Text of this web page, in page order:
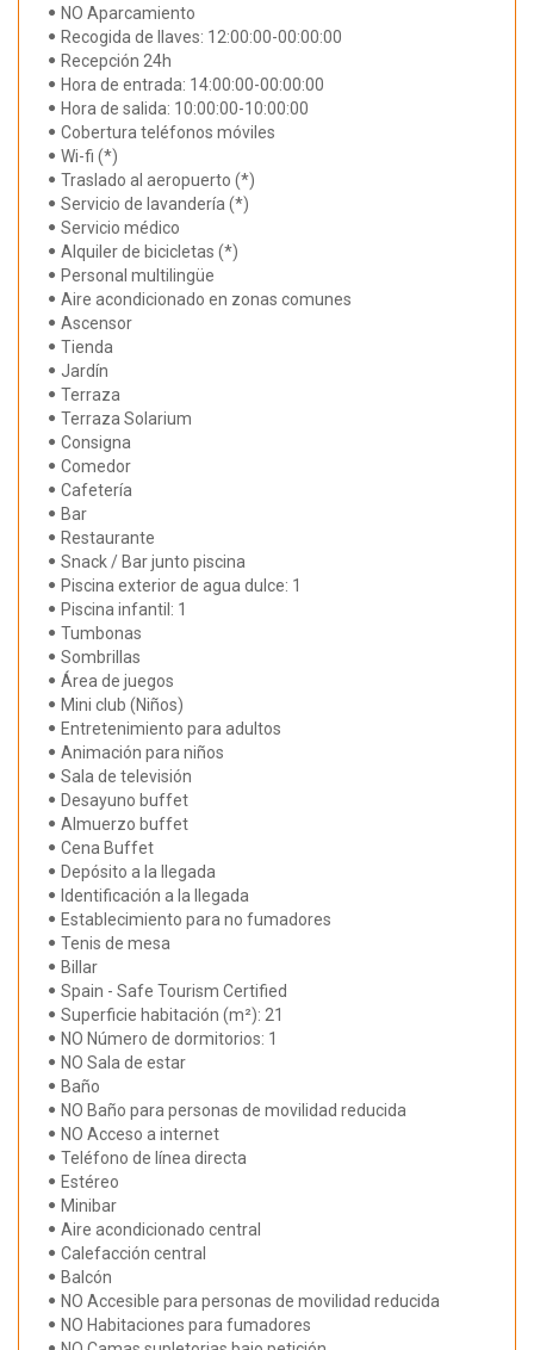
NO Aparcamiento
Recogida de llaves: 12:00:00-00:00:00
Recepción 24h
Hora de entrada: 14:00:00-00:00:00
Hora de salida: 10:00:00-10:00:00
Cobertura teléfonos móviles
Wi-fi (*)
Traslado al aeropuerto (*)
Servicio de lavandería (*)
Servicio médico
Alquiler de bicicletas (*)
Personal multilingüe
Aire acondicionado en zonas comunes
Ascensor
Tienda
Jardín
Terraza
Terraza Solarium
Consigna
Comedor
Cafetería
Bar
Restaurante
Snack / Bar junto piscina
Piscina exterior de agua dulce: 1
Piscina infantil: 1
Tumbonas
Sombrillas
Área de juegos
Mini club (Niños)
Entretenimiento para adultos
Animación para niños
Sala de televisión
Desayuno buffet
Almuerzo buffet
Cena Buffet
Depósito a la llegada
Identificación a la llegada
Establecimiento para no fumadores
Tenis de mesa
Billar
Spain - Safe Tourism Certified
Superficie habitación (m²): 21
NO Número de dormitorios: 1
NO Sala de estar
Baño
NO Baño para personas de movilidad reducida
NO Acceso a internet
Teléfono de línea directa
Estéreo
Minibar
Aire acondicionado central
Calefacción central
Balcón
NO Accesible para personas de movilidad reducida
NO Habitaciones para fumadores